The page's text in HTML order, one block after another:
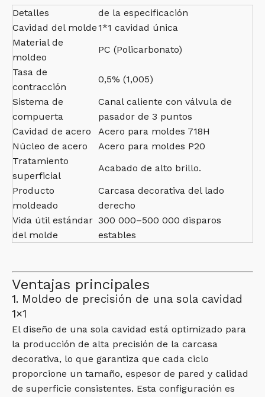
Detalles
de la especificación
Cavidad del molde 1*1 cavidad única
Material de
moldeo
PC (Policarbonato)
Tasa de
contracción
0,5% (1,005)
Sistema de
compuerta
Canal caliente con válvula de
pasador de 3 puntos
Cavidad de acero
Acero para moldes 718H
Núcleo de acero
Acero para moldes P20
Tratamiento
superficial
Acabado de alto brillo.
Producto
moldeado
Carcasa decorativa del lado
derecho
Vida útil estándar
del molde
300 000–500 000 disparos
estables
Ventajas principales
1. Moldeo de precisión de una sola cavidad
1×1
El diseño de una sola cavidad está optimizado para
la producción de alta precisión de la carcasa
decorativa, lo que garantiza que cada ciclo
proporcione un tamaño, espesor de pared y calidad
de superficie consistentes. Esta configuración es